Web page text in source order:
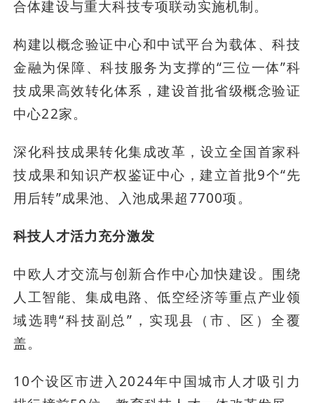
合体建设与重大科技专项联动实施机制。
构建以概念验证中心和中试平台为载体、科技
金融为保障、科技服务为支撑的“三位一体”科
技成果高效转化体系，建设首批省级概念验证
中心22家。
深化科技成果转化集成改革，设立全国首家科
技成果和知识产权鉴证中心，建立首批9个“先
用后转”成果池、入池成果超7700项。
科技人才活力充分激发
中欧人才交流与创新合作中心加快建设。围绕
人工智能、集成电路、低空经济等重点产业领
域选聘“科技副总”，实现县（市、区）全覆
盖。
10个设区市进入2024年中国城市人才吸引力